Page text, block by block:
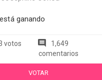
ganando
votos
1,649
comentarios
VOTAR